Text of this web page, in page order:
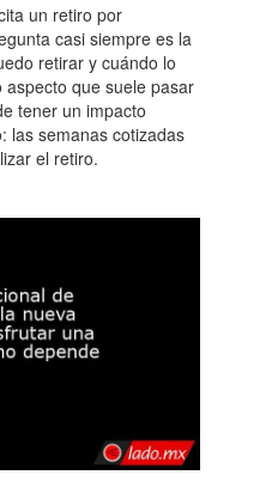
un retiro por
casi siempre es la
retirar y cuándo lo
que suele pasar
tener un impacto
las semanas cotizadas
el retiro.